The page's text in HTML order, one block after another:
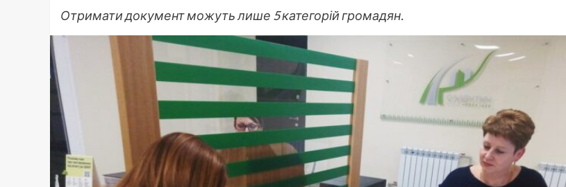
Отримати документ можуть лише 5 категорій громадян.